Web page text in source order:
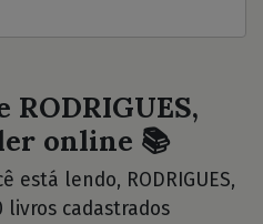
online 📚
está lendo, RODRIGUES,
livros cadastrados